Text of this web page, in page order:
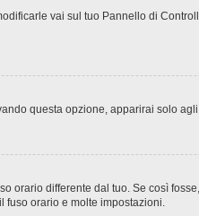
vai sul tuo Pannello di
questa opzione, apparirai solo
orario differente dal tuo. Se così
fuso orario e molte impostazioni.